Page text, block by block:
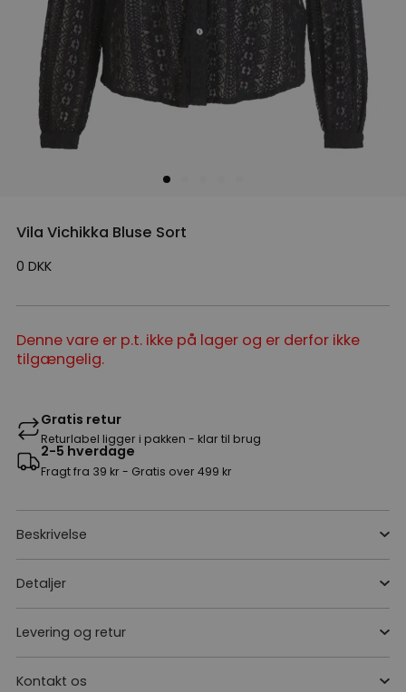
Vila Vichikka Bluse Sort
0 DKK
Denne vare er p.t. ikke på lager og er derfor ikke
tilgængelig.
Gratis retur
Returlabel ligger i pakken - klar til brug
2-5 hverdage
Fragt fra 39 kr - Gratis over 499 kr
Beskrivelse
Detaljer
Levering og retur
Kontakt os